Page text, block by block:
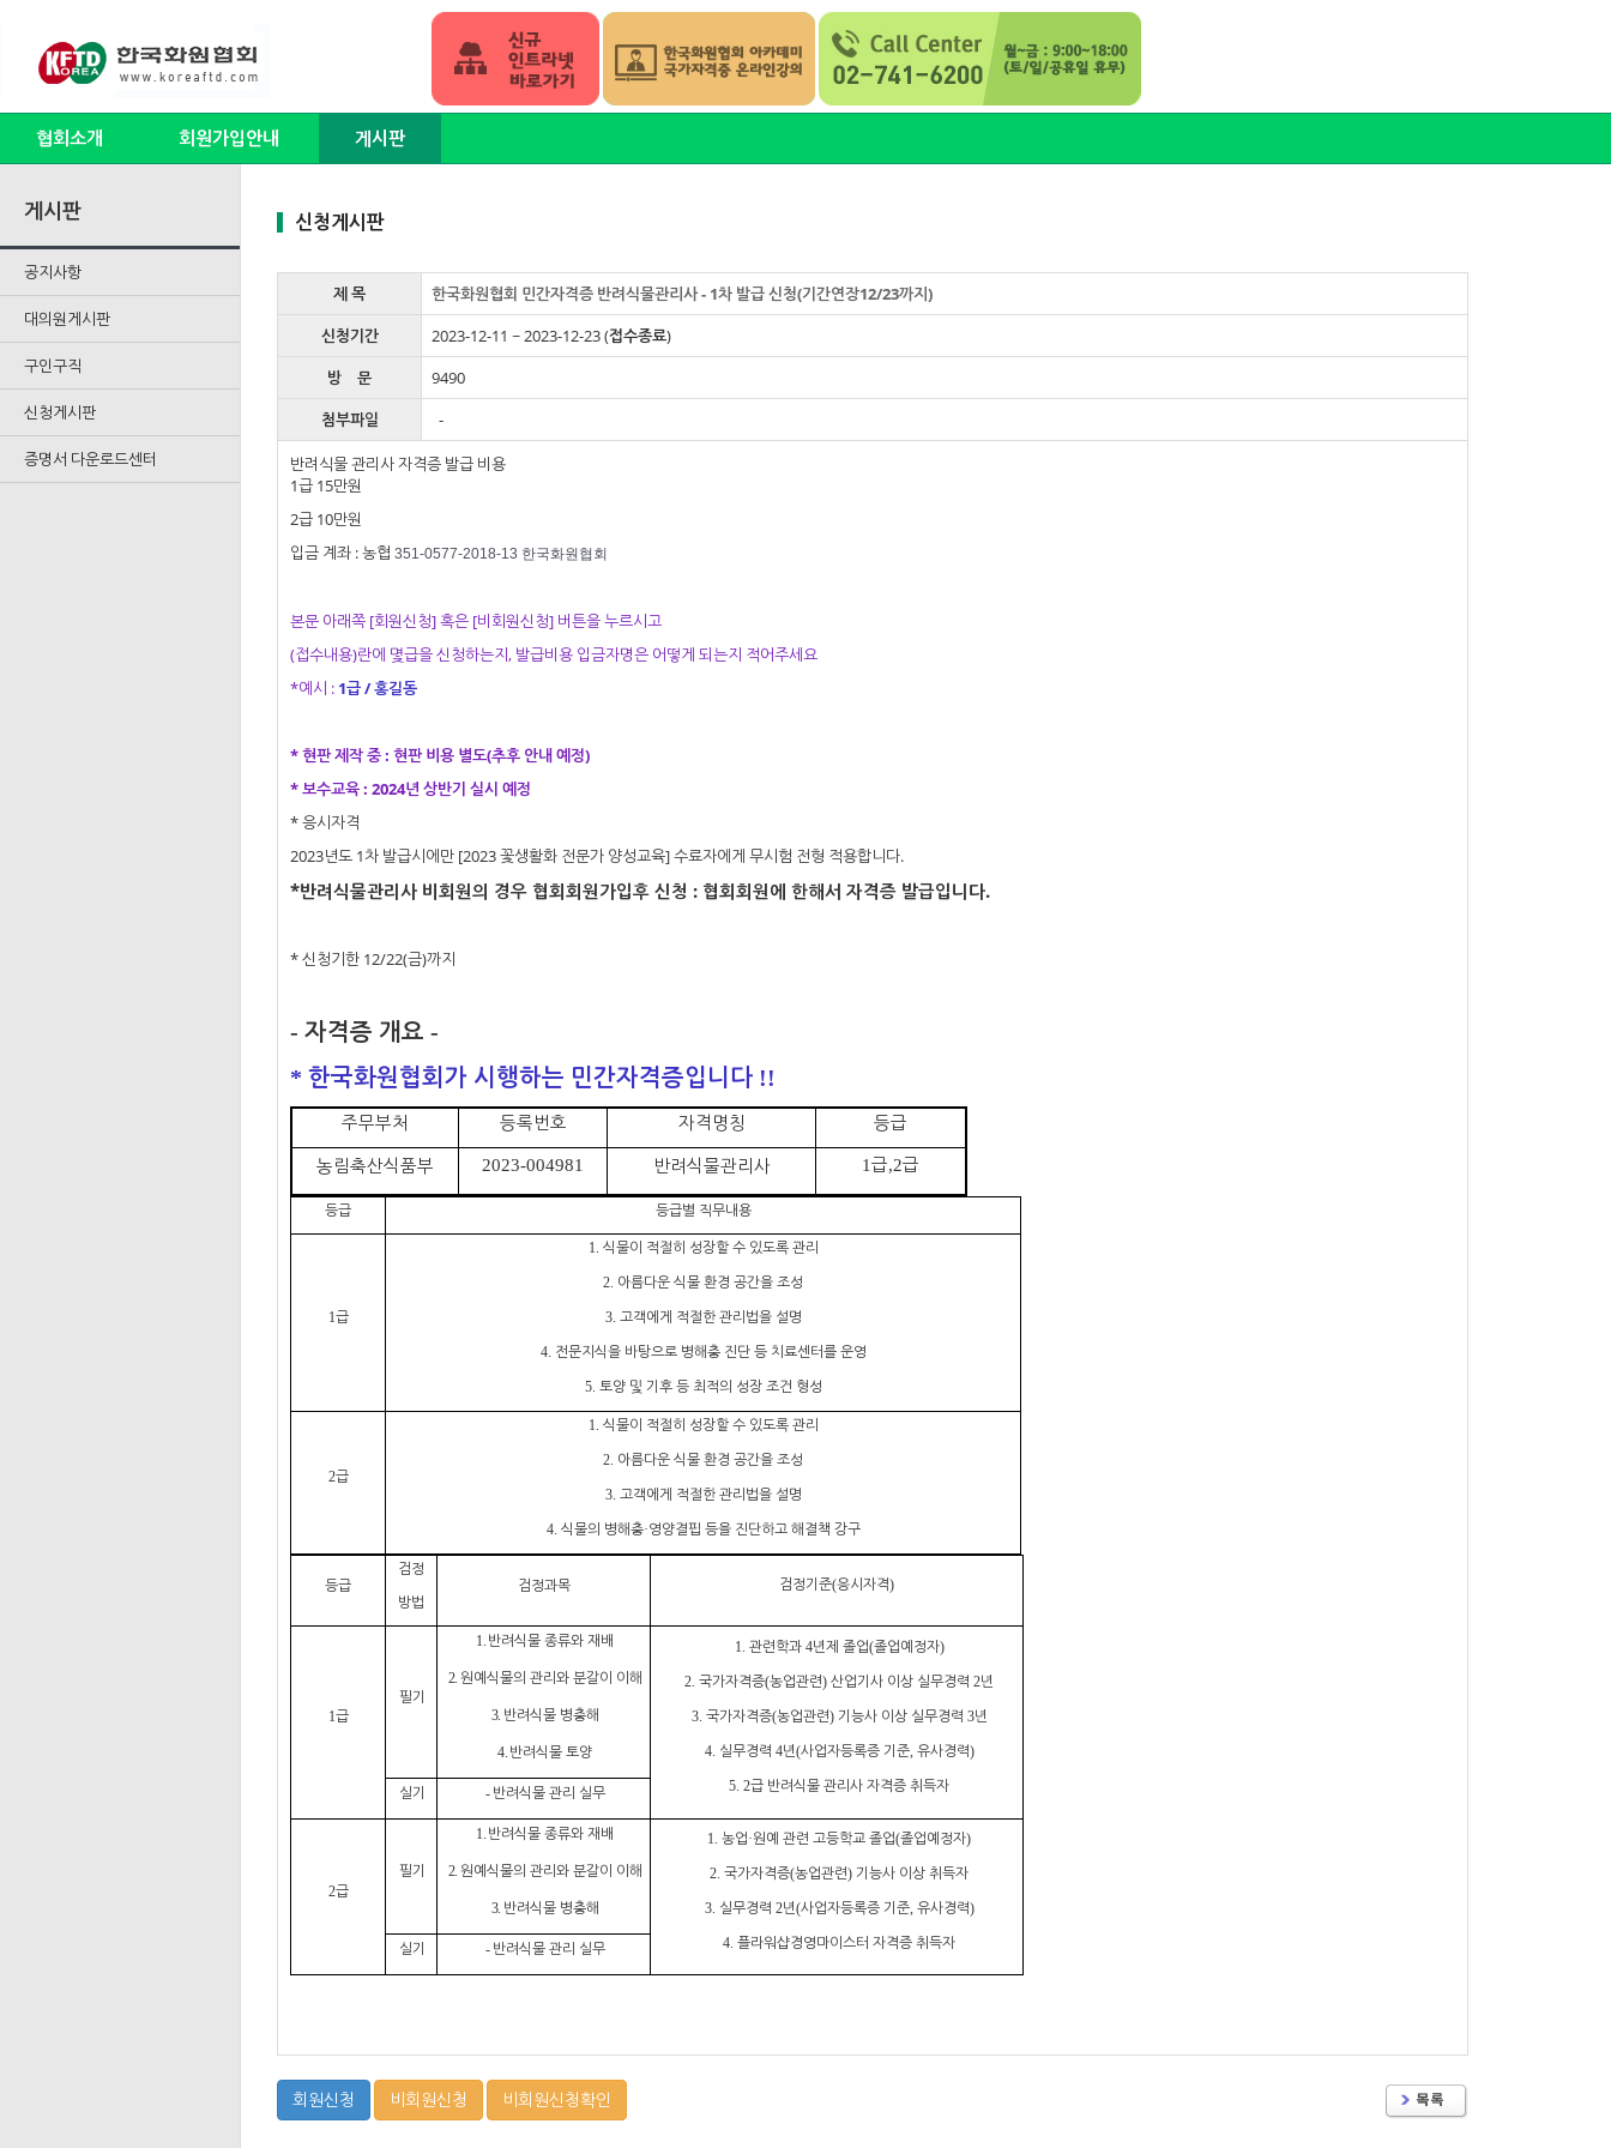
협회소개 회원가입안내 게시판
게시판
공지사항
대의원게시판
구인구직
신청게시판
증명서 다운로드센터
신청게시판
제 목
한국화원협회 민간자격증 반려식물관리사 - 1차 발급 신청(기간연장12/23까지)
신청기간
2023-12-11 ~ 2023-12-23 (접수종료)
방 문
9490
첨부파일
-
반려식물 관리사 자격증 발급 비용
1급 15만원
2급 10만원
입금 계좌 : 농협 351-0577-2018-13 한국화원협회
본문 아래쪽 [회원신청] 혹은 [비회원신청] 버튼을 누르시고
(접수내용)란에 몇급을 신청하는지, 발급비용 입금자명은 어떻게 되는지 적어주세요
*예시 : 1급 / 홍길동
* 현판 제작 중 : 현판 비용 별도(추후 안내 예정)
* 보수교육 : 2024년 상반기 실시 예정
* 응시자격
2023년도 1차 발급시에만 [2023 꽃생활화 전문가 양성교육] 수료자에게 무시험 전형 적용합니다.
*반려식물관리사 비회원의 경우 협회회원가입후 신청 : 협회회원에 한해서 자격증 발급입니다.
* 신청기한 12/22(금)까지
- 자격증 개요 -
* 한국화원협회가 시행하는 민간자격증입니다 !!
주무부처 등록번호 자격명칭
등급
농림축산식품부
2023-004981 반려식물관리사 1급,2급
등급 등급별 직무내용
1급
1. 식물이 적절히 성장할 수 있도록 관리
2. 아름다운 식물 환경 공간을 조성
3. 고객에게 적절한 관리법을 설명
4. 전문지식을 바탕으로 병해충 진단 등 치료센터를 운영
5. 토양 및 기후 등 최적의 성장 조건 형성
2급
1. 식물이 적절히 성장할 수 있도록 관리
2. 아름다운 식물 환경 공간을 조성
3. 고객에게 적절한 관리법을 설명
4. 식물의 병해충·영양결핍 등을 진단하고 해결책 강구
등급
검정
방법
검정과목 검정기준(응시자격)
1급
필기
1. 반려식물 종류와 재배
2. 원예식물의 관리와 분갈이 이해
3. 반려식물 병충해
4. 반려식물 토양
1. 관련학과 4년제 졸업(졸업예정자)
2. 국가자격증(농업관련) 산업기사 이상 실무경력 2년
3. 국가자격증(농업관련) 기능사 이상 실무경력 3년
4. 실무경력 4년(사업자등록증 기준, 유사경력)
5. 2급 반려식물 관리사 자격증 취득자
실기 - 반려식물 관리 실무
2급
필기
1. 반려식물 종류와 재배
2. 원예식물의 관리와 분갈이 이해
3. 반려식물 병충해
1. 농업·원예 관련 고등학교 졸업(졸업예정자)
2. 국가자격증(농업관련) 기능사 이상 취득자
3. 실무경력 2년(사업자등록증 기준, 유사경력)
4. 플라워샵경영마이스터 자격증 취득자
실기 - 반려식물 관리 실무
회원신청 비회원신청 비회원신청확인